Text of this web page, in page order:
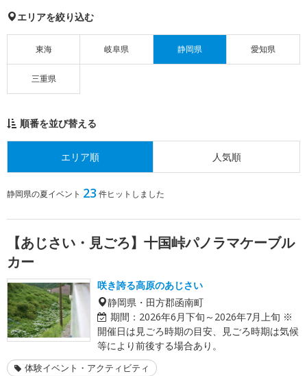
エリアを絞り込む
東海 岐阜県 静岡県 愛知県
三重県
順番を並び替える
エリア順 人気順
静岡県の夏イベント 23 件ヒットしました
【あじさい・見ごろ】十国峠パノラマケーブル
カー
咲き誇る高原のあじさい
静岡県・田方郡函南町
期間： 2026年6月下旬～2026年7月上旬 ※
開催日は見ごろ時期の目安、見ごろ時期は気候
等により前後する場合あり。
体験イベント・アクティビティ